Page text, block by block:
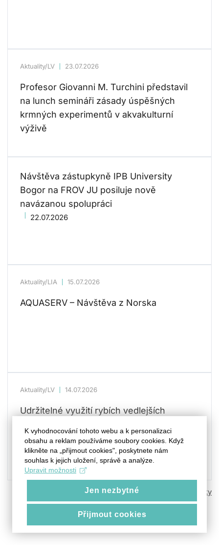
Aktuality/LV 23.07.2026
Profesor Giovanni M. Turchini představil
na lunch semináři zásady úspěšných
krmných experimentů v akvakulturní
výživě
Návštěva zástupkyně IPB University
Bogor na FROV JU posiluje nově
navázanou spolupráci
22.07.2026
Aktuality/LIA 15.07.2026
AQUASERV – Návštěva z Norska
Aktuality/LV 14.07.2026
Udržitelné využití rybích vedlejších
pro psy
Všechny novinky
K vyhodnocování tohoto webu a k personalizaci
obsahu a reklam používáme soubory cookies. Když
klikněte na „přijmout cookies", poskytnete nám
souhlas k jejich uložení, správě a analýze.
Upravit možnosti
Jen nezbytné
Přijmout cookies